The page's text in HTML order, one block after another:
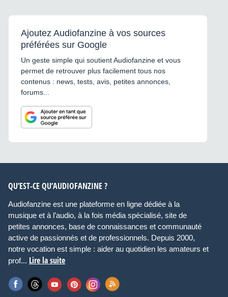
Ajoutez Audiofanzine à vos sources
préférées sur Google
Un geste simple qui soutient Audiofanzine et vous
permet de retrouver plus facilement tous nos
contenus : news, tests, avis, petites annonces,
forums...
QU’EST-CE QU’AUDIOFANZINE ?
Audiofanzine est une plateforme en ligne dédiée à la
musique et à l’audio, à la fois média spécialisé, site de
petites annonces, base de connaissances et communauté
active de passionnés et de professionnels. Depuis 2000,
notre vocation est simple : aider au quotidien les amateurs et
prof... Lire la suite